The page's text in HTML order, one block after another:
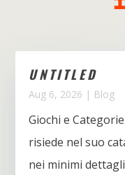
UNTITLED
Aug 6, 2026 | Blog
Giochi e
risiede nel suo
nei minimi